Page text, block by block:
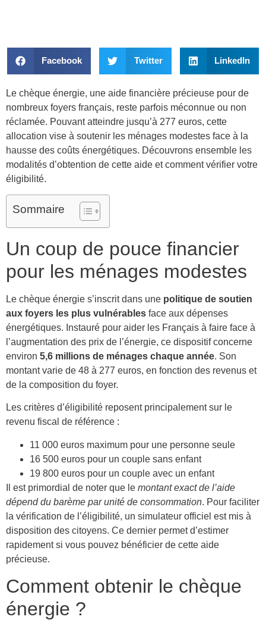
Facebook Twitter LinkedIn
Le chèque énergie, une aide financière précieuse pour de
nombreux foyers français, reste parfois méconnue ou non
réclamée. Pouvant atteindre jusqu’à 277 euros, cette
allocation vise à soutenir les ménages modestes face à la
hausse des coûts énergétiques. Découvrons ensemble les
modalités d’obtention de cette aide et comment vérifier votre
éligibilité.
Sommaire
Un coup de pouce financier
pour les ménages modestes
Le chèque énergie s’inscrit dans une politique de soutien
aux foyers les plus vulnérables face aux dépenses
énergétiques. Instauré pour aider les Français à faire face à
l’augmentation des prix de l’énergie, ce dispositif concerne
environ 5,6 millions de ménages chaque année. Son
montant varie de 48 à 277 euros, en fonction des revenus et
de la composition du foyer.
Les critères d’éligibilité reposent principalement sur le
revenu fiscal de référence :
11 000 euros maximum pour une personne seule
16 500 euros pour un couple sans enfant
19 800 euros pour un couple avec un enfant
Il est primordial de noter que le montant exact de l’aide
dépend du barème par unité de consommation. Pour faciliter
la vérification de l’éligibilité, un simulateur officiel est mis à
disposition des citoyens. Ce dernier permet d’estimer
rapidement si vous pouvez bénéficier de cette aide
précieuse.
Comment obtenir le chèque
énergie ?